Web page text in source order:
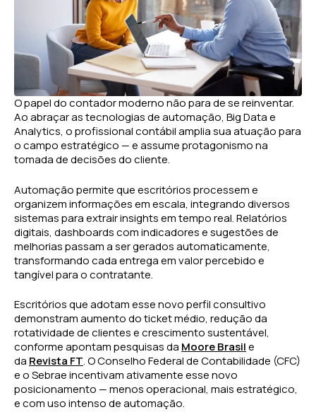
O papel do contador moderno não para de se reinventar.
Ao abraçar as tecnologias de automação, Big Data e
Analytics, o profissional contábil amplia sua atuação para
o campo estratégico — e assume protagonismo na
tomada de decisões do cliente.
Automação permite que escritórios processem e
organizem informações em escala, integrando diversos
sistemas para extrair insights em tempo real. Relatórios
digitais, dashboards com indicadores e sugestões de
melhorias passam a ser gerados automaticamente,
transformando cada entrega em valor percebido e
tangível para o contratante.
Escritórios que adotam esse novo perfil consultivo
demonstram aumento do ticket médio, redução da
rotatividade de clientes e crescimento sustentável,
conforme apontam pesquisas da Moore Brasile
da Revista FT. O Conselho Federal de Contabilidade (CFC)
e o Sebrae incentivam ativamente esse novo
posicionamento — menos operacional, mais estratégico,
e com uso intenso de automação.